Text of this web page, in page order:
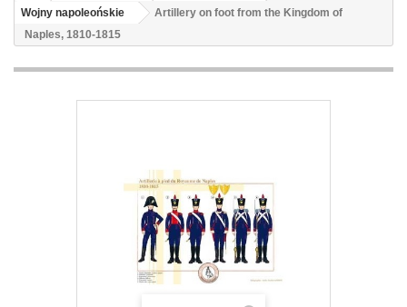
Wojny napoleońskie
Artillery on foot from the Kingdom of
Naples, 1810-1815